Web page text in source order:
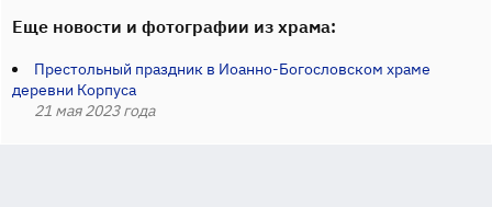
Еще новости и фотографии из храма:
Престольный праздник в Иоанно-Богословском храме
деревни Корпуса
21 мая 2023 года